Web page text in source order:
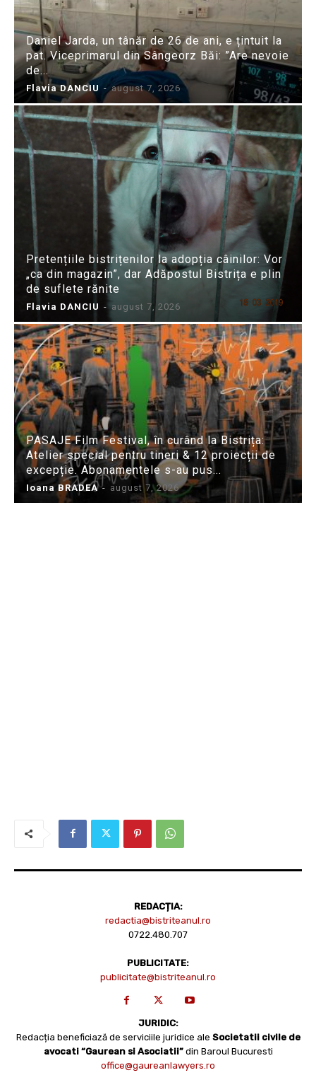
Daniel Jarda, un tânăr de 26 de ani, e țintuit la
pat. Viceprimarul din Sângeorz Băi: ”Are nevoie
de...
Flavia DANCIU - august 7, 2026
Pretențiile bistrițenilor la adopția câinilor: Vor
„ca din magazin”, dar Adăpostul Bistrița e plin
de suflete rănite
Flavia DANCIU - august 7, 2026
PASAJE Film Festival, în curând la Bistrița:
Atelier special pentru tineri & 12 proiecții de
excepție. Abonamentele s-au pus...
Ioana BRADEA - august 7, 2026
REDACȚIA:
redactia@bistriteanul.ro
0722.480.707
PUBLICITATE:
publicitate@bistriteanul.ro
JURIDIC:
Redacția beneficiază de serviciile juridice ale Societatii civile de
avocati “Gaurean si Asociatii” din Baroul Bucuresti
office@gaureanlawyers.ro